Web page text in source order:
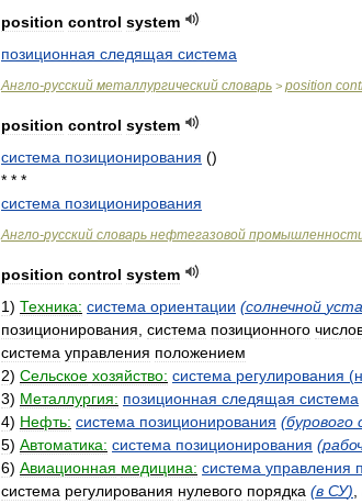
position control system
позиционная следящая система
Англо-русский металлургический словарь > position
position control system
система позиционирования ()
* * *
система позиционирования
Англо-русский словарь нефтегазовой
position control system
1) Техника: система ориентации (солнечной
позиционирования система позиционного
система управления положением
2) Сельское хозяйство: система регулирования (
3) Металлургия: позиционная следящая система
4) Нефть: система позиционирования (бурового
5) Автоматика: система позиционирования (
6) Авиационная медицина: система управления
система регулирования нулевого порядка (в СУ)